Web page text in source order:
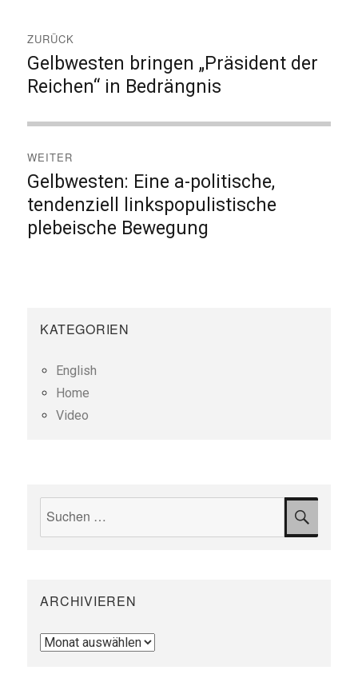
ZURÜCK
Vorheriger
Beitrag:
Gelbwesten bringen „Präsident der
Reichen“ in Bedrängnis
WEITER
Nächster
Beitrag:
Gelbwesten: Eine a-politische,
tendenziell linkspopulistische
plebeische Bewegung
KATEGORIEN
English
Home
Video
ARCHIVIEREN
Archivieren